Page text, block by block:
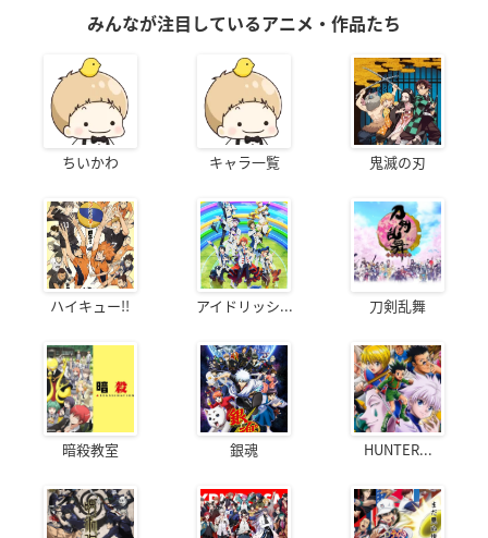
みんなが注目しているアニメ・作品たち
ちいかわ キャラ一覧 鬼滅の刃
ハイキュー!! アイドリッシ... 刀剣乱舞
暗殺教室 銀魂 HUNTER...